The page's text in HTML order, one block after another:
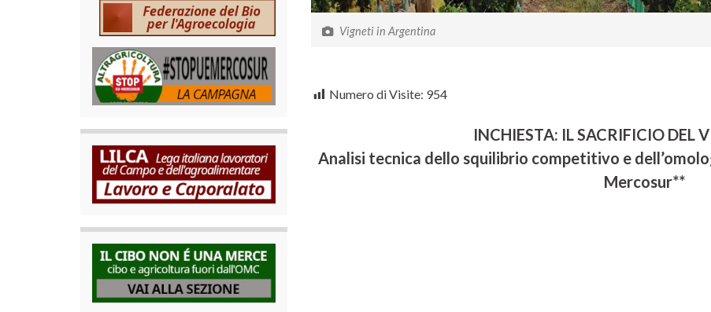
Vigneti in Argentina
Numero di Visite: 954
INCHIESTA: IL SACRIFICIO DEL
Analisi tecnica dello squilibrio competitivo e
Mercosur**